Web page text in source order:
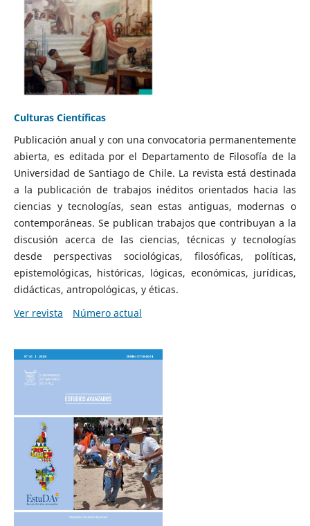
Culturas Científicas
Publicación anual y con una convocatoria permanentemente
abierta, es editada por el Departamento de Filosofía de la
Universidad de Santiago de Chile. La revista está destinada
a la publicación de trabajos inéditos orientados hacia las
ciencias y tecnologías, sean estas antiguas, modernas o
contemporáneas. Se publican trabajos que contribuyan a la
discusión acerca de las ciencias, técnicas y tecnologías
desde perspectivas sociológicas, filosóficas, políticas,
epistemológicas, históricas, lógicas, económicas, jurídicas,
didácticas, antropológicas, y éticas.
Ver revista
Número actual